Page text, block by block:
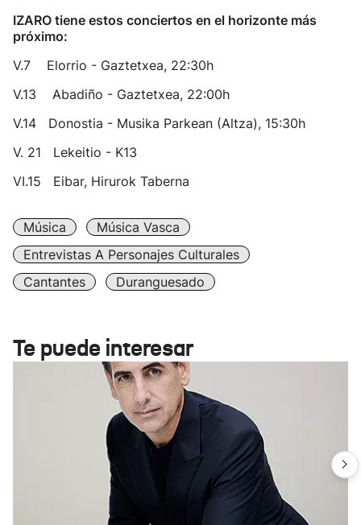
IZARO tiene estos conciertos en el horizonte más
próximo:
V.7 Elorrio - Gaztetxea, 22:30h
V.13 Abadiño - Gaztetxea, 22:00h
V.14 Donostia - Musika Parkean (Altza), 15:30h
V. 21 Lekeitio - K13
VI.15 Eibar, Hirurok Taberna
Música
Música Vasca
Entrevistas A Personajes Culturales
Cantantes
Duranguesado
Te puede interesar